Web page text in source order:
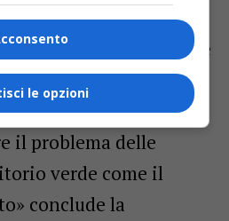
aromatiche come
timo, geranio e
di disinfestazione
anno, fino a metà
il problema delle
verde come il
conclude la
le opzioni